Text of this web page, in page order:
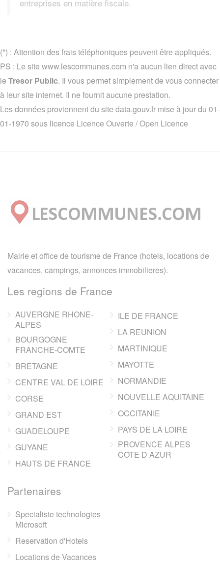
entreprises en matière fiscale.
(*) : Attention des frais téléphoniques peuvent être appliqués.
PS : Le site www.lescommunes.com n'a aucun lien direct avec
le Tresor Public. Il vous permet simplement de vous connecter
à leur site internet. Il ne fournit aucune prestation.
Les données proviennent du site data.gouv.fr mise à jour du 01-
01-1970 sous licence Licence Ouverte / Open Licence
Mairie et office de tourisme de France (hotels, locations de
vacances, campings, annonces immobilieres).
Les regions de France
AUVERGNE RHONE-
ALPES
BOURGOGNE
FRANCHE-COMTE
BRETAGNE
CENTRE VAL DE LOIRE
CORSE
GRAND EST
GUADELOUPE
GUYANE
HAUTS DE FRANCE
ILE DE FRANCE
LA REUNION
MARTINIQUE
MAYOTTE
NORMANDIE
NOUVELLE AQUITAINE
OCCITANIE
PAYS DE LA LOIRE
PROVENCE ALPES
COTE D AZUR
Partenaires
Specialiste technologies
Microsoft
Reservation d'Hotels
Locations de Vacances